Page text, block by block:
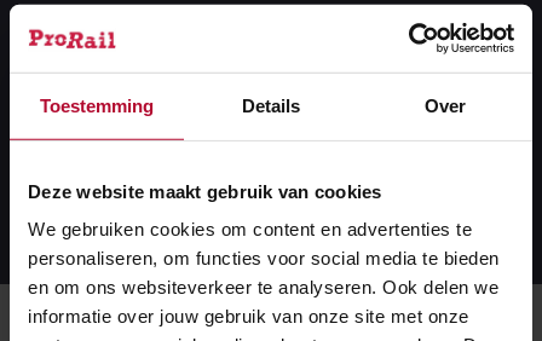
Toestemming Details Over
Deze website maakt gebruik van cookies
We gebruiken cookies om content en advertenties te
personaliseren, om functies voor social media te bieden
en om ons websiteverkeer te analyseren. Ook delen we
informatie over jouw gebruik van onze site met onze
klankbordgroep Spoor Moerdijk en de gemeente in
gesprek. De geluidsschermen worden gebouwd
Meer informatie:
informatie:
Meer over: